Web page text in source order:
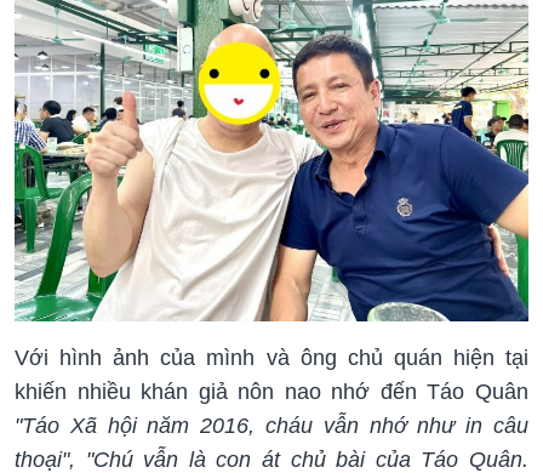
Với hình ảnh của mình và ông chủ quán hiện tại
khiến nhiều khán giả nôn nao nhớ đến Táo Quân
"Táo Xã hội năm 2016, cháu vẫn nhớ như in câu
thoại", "Chú vẫn là con át chủ bài của Táo Quân.